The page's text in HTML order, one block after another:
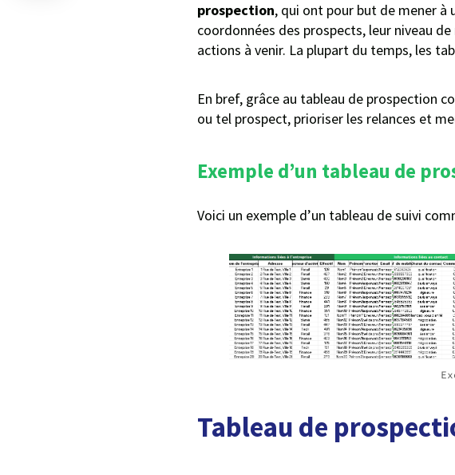
prospection, qui ont pour but de mener à
coordonnées des prospects, leur niveau
actions à venir. La plupart du temps, les
En bref, grâce au tableau de prospection
ou tel prospect, prioriser les relances et
Exemple d’un tableau de
Voici un exemple d’un tableau de suivi
Tableau de